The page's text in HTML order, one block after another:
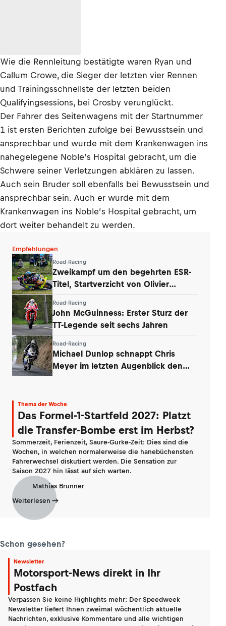
Wie die Rennleitung bestätigte waren Ryan und
Callum Crowe, die Sieger der letzten vier Rennen
und Trainingsschnellste der letzten beiden
Qualifyingsessions, bei Crosby verunglückt.
Der Fahrer des Seitenwagens mit der Startnummer
1 ist ersten Berichten zufolge bei Bewusstsein und
ansprechbar und wurde mit dem Krankenwagen ins
nahegelegene Noble’s Hospital gebracht, um die
Schwere seiner Verletzungen abklären zu lassen.
Auch sein Bruder soll ebenfalls bei Bewusstsein und
ansprechbar sein. Auch er wurde mit dem
Krankenwagen ins Noble’s Hospital gebracht, um
dort weiter behandelt zu werden.
Empfehlungen
Road-Racing
Zweikampf um den begehrten ESR-
Titel, Startverzicht von Olivier
Road-Racing
John McGuinness: Erster Sturz der
TT-Legende seit sechs Jahren
Road-Racing
Michael Dunlop schnappt Chris
Meyer im letzten Augenblick den
Thema der Woche
Das Formel-1-Startfeld 2027: Platzt
die Transfer-Bombe erst im Herbst?
Sommerzeit, Ferienzeit, Saure-Gurke-Zeit: Dies sind die
Wochen, in welchen normalerweise die hanebüchensten
Fahrerwechsel diskutiert werden. Die Sensation zur
Saison 2027 hin lässt auf sich warten.
Mathias Brunner
Weiterlesen
Schon gesehen?
Newsletter
Motorsport-News direkt in Ihr
Postfach
Verpassen Sie keine Highlights mehr: Der Speedweek
Newsletter liefert Ihnen zweimal wöchentlich aktuelle
Nachrichten, exklusive Kommentare und alle wichtigen